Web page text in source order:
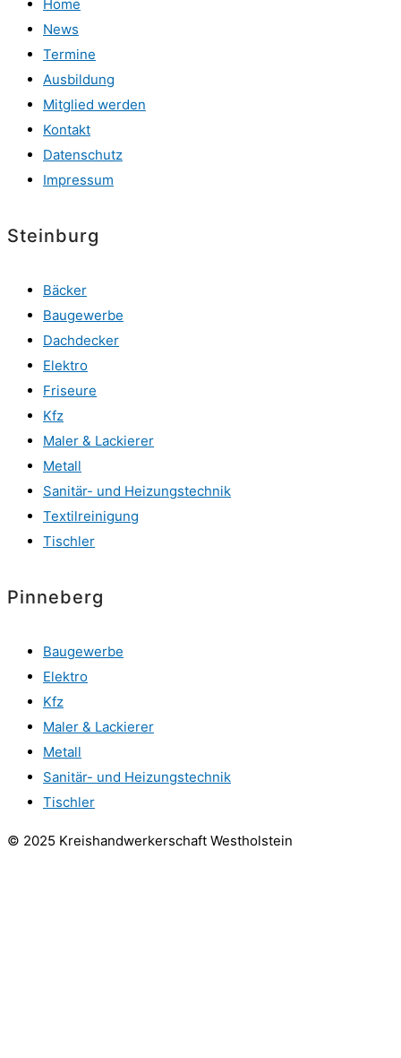
Home
News
Termine
Ausbildung
Mitglied werden
Kontakt
Datenschutz
Impressum
Steinburg
Bäcker
Baugewerbe
Dachdecker
Elektro
Friseure
Kfz
Maler & Lackierer
Metall
Sanitär- und Heizungstechnik
Textilreinigung
Tischler
Pinneberg
Baugewerbe
Elektro
Kfz
Maler & Lackierer
Metall
Sanitär- und Heizungstechnik
Tischler
© 2025 Kreishandwerkerschaft Westholstein